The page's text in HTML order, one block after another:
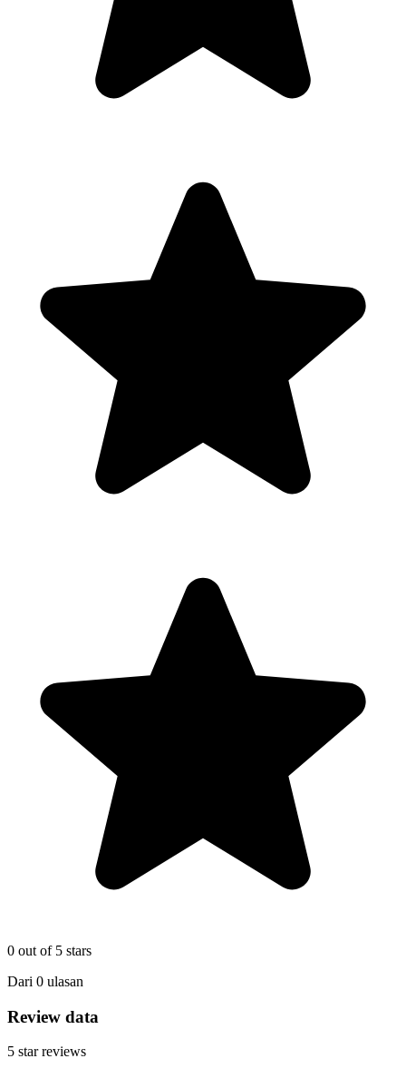
0 out of 5 stars
Dari 0 ulasan
Review data
5 star reviews